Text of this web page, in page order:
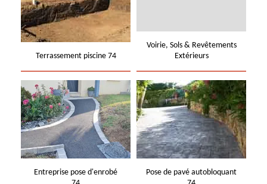
Terrassement piscine 74
Voirie, Sols & Revêtements
Extérieurs
Entreprise pose d'enrobé
Pose de pavé autobloquant